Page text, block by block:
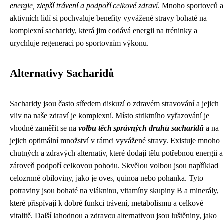
energie, zlepší trávení a podpoří celkové zdraví. Mnoho sportovců a
aktivních lidí si pochvaluje benefity vyvážené stravy bohaté na
komplexní sacharidy, která jim dodává energii na tréninky a
urychluje regeneraci po sportovním výkonu.
Alternativy Sacharidů
Sacharidy jsou často středem diskuzí o zdravém stravování a jejich
vliv na naše zdraví je komplexní. Místo striktního vyřazování je
vhodné zaměřit se na volbu těch správných druhů sacharidů a na
jejich optimální množství v rámci vyvážené stravy. Existuje mnoho
chutných a zdravých alternativ, které dodají tělu potřebnou energii a
zároveň podpoří celkovou pohodu. Skvělou volbou jsou například
celozrnné obiloviny, jako je oves, quinoa nebo pohanka. Tyto
potraviny jsou bohaté na vlákninu, vitamíny skupiny B a minerály,
které přispívají k dobré funkci trávení, metabolismu a celkové
vitalitě. Další lahodnou a zdravou alternativou jsou luštěniny, jako